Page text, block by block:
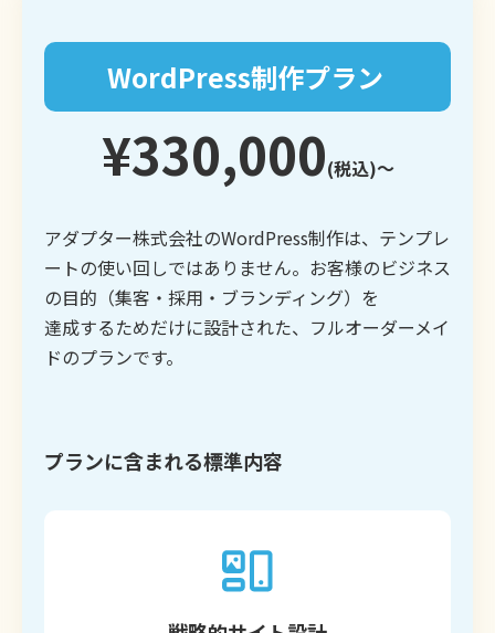
WordPress制作プラン
¥330,000(税込)〜
アダプター株式会社のWordPress制作は、テンプレ
ートの使い回しではありません。お客様のビジネス
の目的（集客・採用・ブランディング）を
達成するためだけに設計された、フルオーダーメイ
ドのプランです。
プランに含まれる標準内容